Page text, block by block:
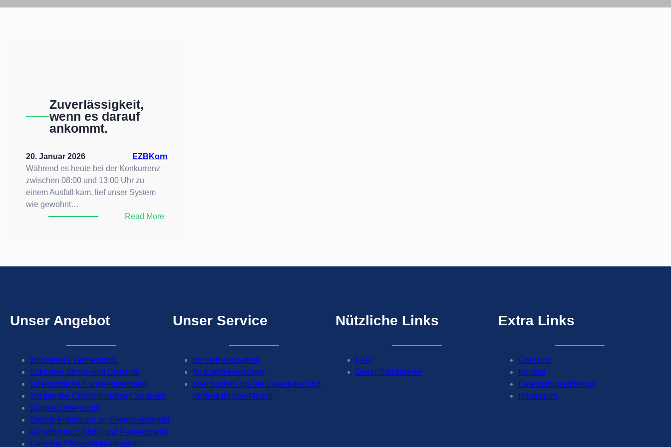
Zuverlässigkeit,
wenn es darauf
ankommt.
20. Januar 2026
EZBKorn
Während es heute bei der Konkurrenz
zwischen 08:00 und 13:00 Uhr zu
einem Ausfall kam, lief unser System
wie gewohnt…
Read More:
Unser Angebot
Innovatives Vertriebstool
Exklusive Strom- und Gastarife
Übersichtliche Kundendatenbank
Integriertes CRM mit riesigen Vorteilen
Digitale Unterschrift
Direkte Anbindung an Energieversorger
Ab sofort auch Mobil und Festnetztarife
Günstige Photovoltaikanlagen
Unser Service
für Vertriebspartner
für Energieversorger
oder buchen Sie die Datenbank und
Vorteile im Abo-Modell
Nützliche Links
FAQ
Direkt Registrieren
Extra Links
Über uns
Kontakt
Datenschutzerklärung
Impressum